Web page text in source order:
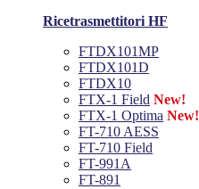
Ricetrasmettitori HF
FTDX101MP
FTDX101D
FTDX10
FTX-1 Field New!
FTX-1 Optima New!
FT-710 AESS
FT-710 Field
FT-991A
FT-891